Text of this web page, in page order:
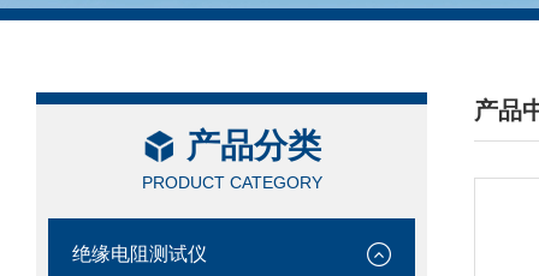
产品分类
PRODUCT CATEGORY
绝缘电阻测试仪
产品
/